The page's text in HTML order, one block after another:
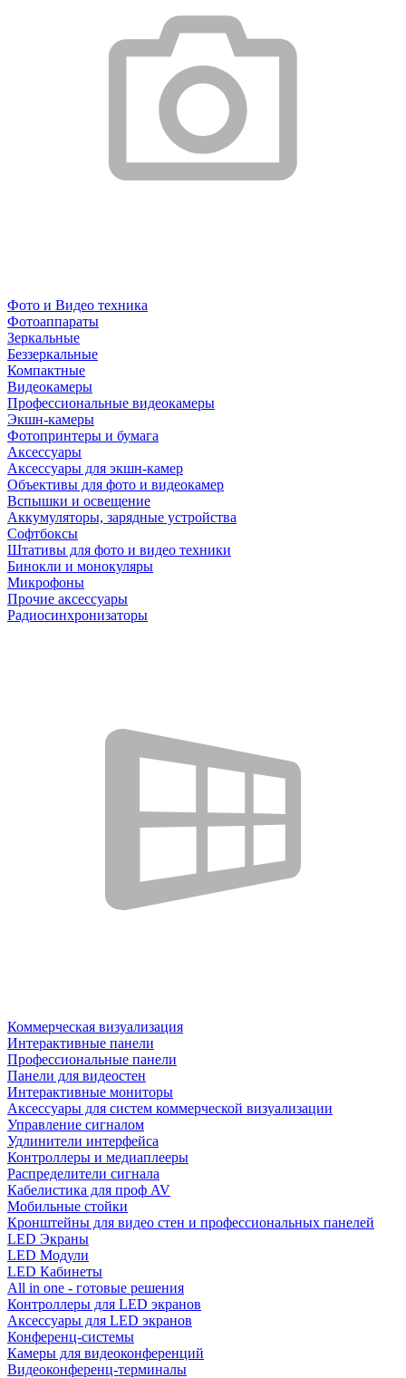
Фото и Видео техника
Фотоаппараты
Зеркальные
Беззеркальные
Компактные
Видеокамеры
Профессиональные видеокамеры
Экшн-камеры
Фотопринтеры и бумага
Аксессуары
Аксессуары для экшн-камер
Объективы для фото и видеокамер
Вспышки и освещение
Аккумуляторы, зарядные устройства
Софтбоксы
Штативы для фото и видео техники
Бинокли и монокуляры
Микрофоны
Прочие аксессуары
Радиосинхронизаторы
Коммерческая визуализация
Интерактивные панели
Профессиональные панели
Панели для видеостен
Интерактивные мониторы
Аксессуары для систем коммерческой визуализации
Управление сигналом
Удлинители интерфейса
Контроллеры и медиаплееры
Распределители сигнала
Кабелистика для проф AV
Мобильные стойки
Кронштейны для видео стен и профессиональных панелей
LED Экраны
LED Модули
LED Кабинеты
All in one - готовые решения
Контроллеры для LED экранов
Аксессуары для LED экранов
Конференц-системы
Камеры для видеоконференций
Видеоконференц-терминалы